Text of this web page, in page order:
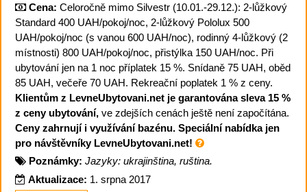
Cena: Celoročně mimo Silvestr (10.01.-29.12.): 2-lůžkový
Standard 400 UAH/pokoj/noc, 2-lůžkový Pololux 500
UAH/pokoj/noc (s vanou 600 UAH/noc), rodinný 4-lůžkový (2
místnosti) 800 UAH/pokoj/noc, přistýlka 150 UAH/noc. Při
ubytování jen na 1 noc příplatek 15 %. Snídaně 75 UAH, oběd
85 UAH, večeře 70 UAH. Rekreační poplatek 1 % z ceny.
Klientům z LevneUbytovani.net je garantována sleva 15 %
z ceny ubytování, ve zdejších cenách ještě není započítána.
Ceny zahrnují i využívání bazénu. Speciální nabídka jen
pro návštěvníky LevneUbytovani.net!
Poznámky: Jazyky: ukrajinština, ruština.
Aktualizace: 1. srpna 2017